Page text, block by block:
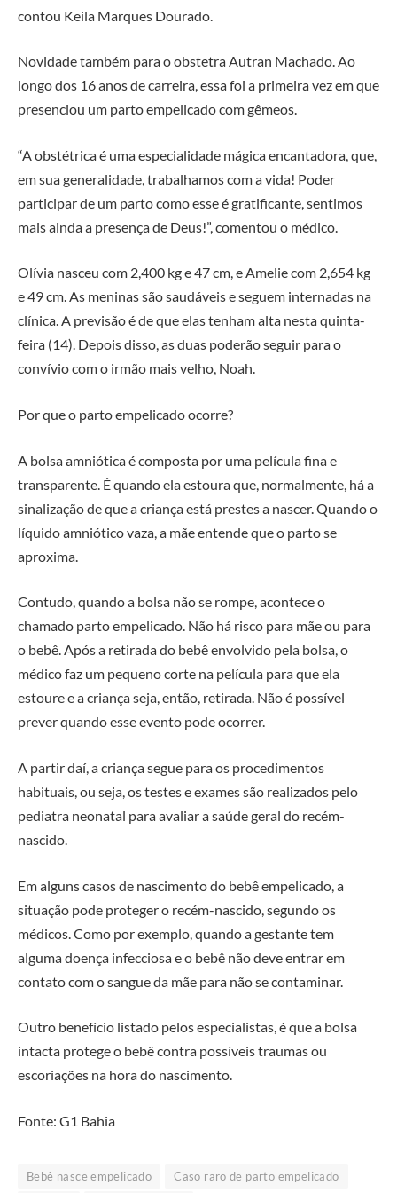
contou Keila Marques Dourado.
Novidade também para o obstetra Autran Machado. Ao
longo dos 16 anos de carreira, essa foi a primeira vez em que
presenciou um parto empelicado com gêmeos.
“A obstétrica é uma especialidade mágica encantadora, que,
em sua generalidade, trabalhamos com a vida! Poder
participar de um parto como esse é gratificante, sentimos
mais ainda a presença de Deus!”, comentou o médico.
Olívia nasceu com 2,400 kg e 47 cm, e Amelie com 2,654 kg
e 49 cm. As meninas são saudáveis e seguem internadas na
clínica. A previsão é de que elas tenham alta nesta quinta-
feira (14). Depois disso, as duas poderão seguir para o
convívio com o irmão mais velho, Noah.
Por que o parto empelicado ocorre?
A bolsa amniótica é composta por uma película fina e
transparente. É quando ela estoura que, normalmente, há a
sinalização de que a criança está prestes a nascer. Quando o
líquido amniótico vaza, a mãe entende que o parto se
aproxima.
Contudo, quando a bolsa não se rompe, acontece o
chamado parto empelicado. Não há risco para mãe ou para
o bebê. Após a retirada do bebê envolvido pela bolsa, o
médico faz um pequeno corte na película para que ela
estoure e a criança seja, então, retirada. Não é possível
prever quando esse evento pode ocorrer.
A partir daí, a criança segue para os procedimentos
habituais, ou seja, os testes e exames são realizados pelo
pediatra neonatal para avaliar a saúde geral do recém-
nascido.
Em alguns casos de nascimento do bebê empelicado, a
situação pode proteger o recém-nascido, segundo os
médicos. Como por exemplo, quando a gestante tem
alguma doença infecciosa e o bebê não deve entrar em
contato com o sangue da mãe para não se contaminar.
Outro benefício listado pelos especialistas, é que a bolsa
intacta protege o bebê contra possíveis traumas ou
escoriações na hora do nascimento.
Fonte: G1 Bahia
Bebê nasce empelicado
Caso raro de parto empelicado